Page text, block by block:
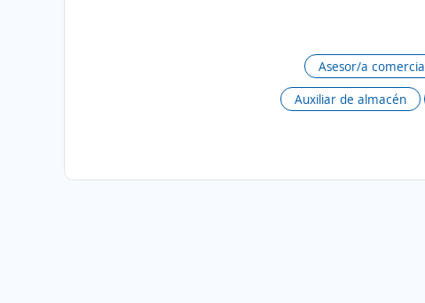
Asesor/a
Auxiliar de almacén